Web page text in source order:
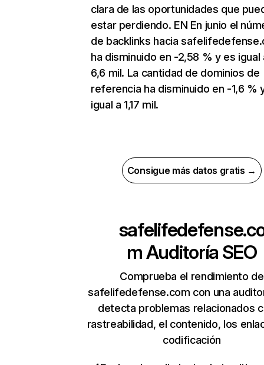
clara de las oportunidades que
estar perdiendo. EN En junio el
de backlinks hacia
ha disminuido en -2,58 % y es igual
6,6 mil. La cantidad de dominios de
referencia ha disminuido en -1,6 %
igual a 1,17 mil.
Consigue más datos gratis →
mAuditoría SEO
Comprueba el rendimiento de
safelifedefense.com con una
detecta problemas relacionados
rastreabilidad, el contenido, los
codificación